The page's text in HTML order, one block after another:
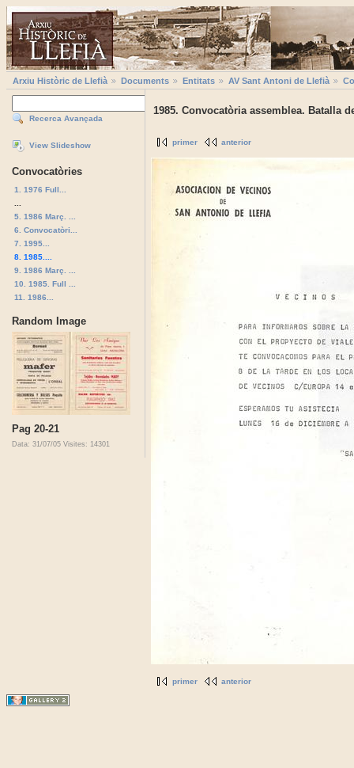
Arxiu Històric de Llefià Documents Entitats AV Sant Antoni de Llefià
Recerca Avançada
View Slideshow
Convocatòries
1. 1976 Full...
5. 1986 Març. ...
6. Convocatòri...
7. 1995...
8. 1985....
9. 1986 Març. ...
10. 1985. Full ...
11. 1986...
Random Image
Pag 20-21
Data: 31/07/05 Visites: 14301
1985. Convocatòria assemblea. Batalla
primer anterior
primer anterior